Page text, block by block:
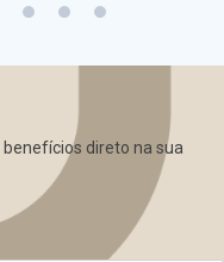
direto na sua